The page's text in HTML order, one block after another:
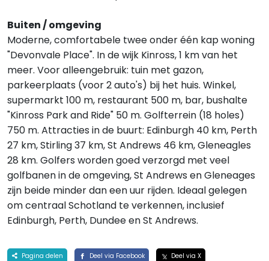
Buiten / omgeving
Moderne, comfortabele twee onder één kap woning
"Devonvale Place". In de wijk Kinross, 1 km van het
meer. Voor alleengebruik: tuin met gazon,
parkeerplaats (voor 2 auto's) bij het huis. Winkel,
supermarkt 100 m, restaurant 500 m, bar, bushalte
"Kinross Park and Ride" 50 m. Golfterrein (18 holes)
750 m. Attracties in de buurt: Edinburgh 40 km, Perth
27 km, Stirling 37 km, St Andrews 46 km, Gleneagles
28 km. Golfers worden goed verzorgd met veel
golfbanen in de omgeving, St Andrews en Gleneages
zijn beide minder dan een uur rijden. Ideaal gelegen
om centraal Schotland te verkennen, inclusief
Edinburgh, Perth, Dundee en St Andrews.
Pagina delen Deel via Facebook
Deel via X